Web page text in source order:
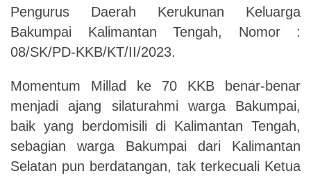
Pengurus Daerah Kerukunan Keluarga
Bakumpai Kalimantan Tengah, Nomor :
08/SK/PD-KKB/KT/II/2023.
Momentum Millad ke 70 KKB benar-benar
menjadi ajang silaturahmi warga Bakumpai,
baik yang berdomisili di Kalimantan Tengah,
sebagian warga Bakumpai dari Kalimantan
Selatan pun berdatangan, tak terkecuali Ketua